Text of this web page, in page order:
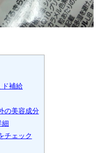
ド補給
の美容成分
細
チェック